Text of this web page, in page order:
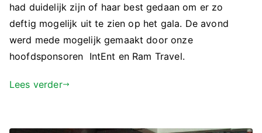
had duidelijk zijn of haar best gedaan om er zo
deftig mogelijk uit te zien op het gala. De avond
werd mede mogelijk gemaakt door onze
hoofdsponsoren IntEnt en Ram Travel.
Lees verder